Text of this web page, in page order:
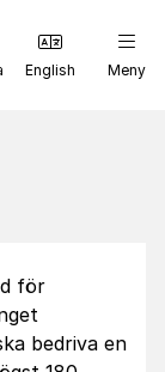
English Meny
för
bedriva en